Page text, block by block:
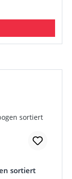
sortiert